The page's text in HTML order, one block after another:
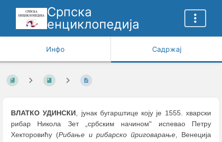
Српска
енциклопедија
Инфо Садржај
ВЛАТКО УДИНСКИ, јунак бугарштице коју је 1555. хварски
рибар Никола Зет „србским начином" испевао Петру
Хекторовићу (Рибање и рибарско приговарање, Венеција